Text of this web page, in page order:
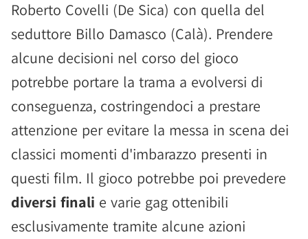
Roberto Covelli (De Sica) con quella del
seduttore Billo Damasco (Calà). Prendere
alcune decisioni nel corso del gioco
potrebbe portare la trama a evolversi di
conseguenza, costringendoci a prestare
attenzione per evitare la messa in scena dei
classici momenti d'imbarazzo presenti in
questi film. Il gioco potrebbe poi prevedere
diversi finali e varie gag ottenibili
esclusivamente tramite alcune azioni